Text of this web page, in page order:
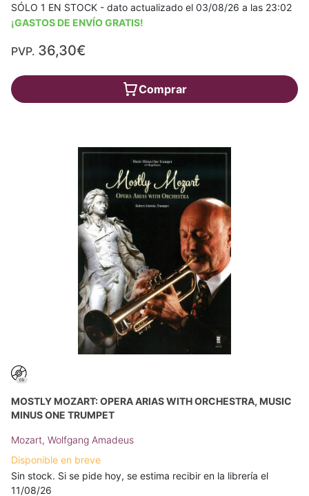
SÓLO 1 EN STOCK - dato actualizado el 03/08/26 a las 23:02
¡GASTOS DE ENVÍO GRATIS!
PVP. 36,30€
Comprar
MOSTLY MOZART: OPERA ARIAS WITH ORCHESTRA, MUSIC
MINUS ONE TRUMPET
Mozart, Wolfgang Amadeus
Disponible en breve
Sin stock. Si se pide hoy, se estima recibir en la librería el
11/08/26